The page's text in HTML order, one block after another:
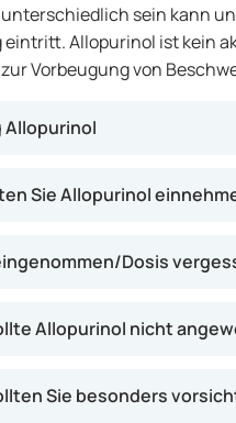
sein kann
eintritt. Allopurinol ist kein
Vorbeugung von
Allopurinol
Dadurch wird der
Das Arzneimittel
Sie Allopurinol
Dosis
Allopurinol nicht
Sie besonders